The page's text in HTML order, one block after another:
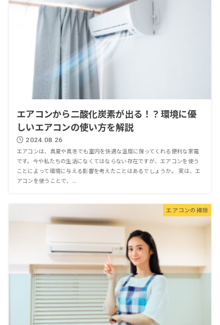
エアコンから二酸化炭素が出る！？環境に優
しいエアコンの使い方を解説
2024.08.26
エアコンは、真夏や真冬でも室内を快適な温度に保ってくれる便利な家電
です。今や私たちの生活になくてはならない存在ですが、エアコンを使う
ことによって環境に与える影響を考えたことはあるでしょうか。 実は、エ
アコンを使うことで、...
エアコンの掃除